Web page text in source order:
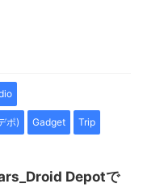
ポ) Gadget Trip
Depotで